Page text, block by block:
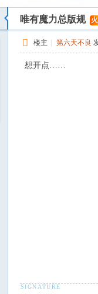
唯有魔力总版规
楼主 第六天不良
想开点……